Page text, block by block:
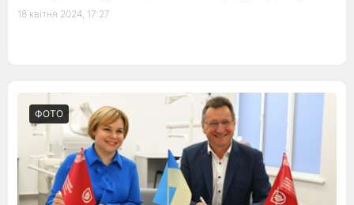
18 квітня 2024, 17:27
ФОТО